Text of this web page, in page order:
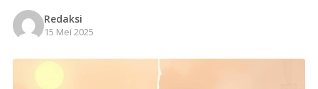
Redaksi
15 Mei 2025